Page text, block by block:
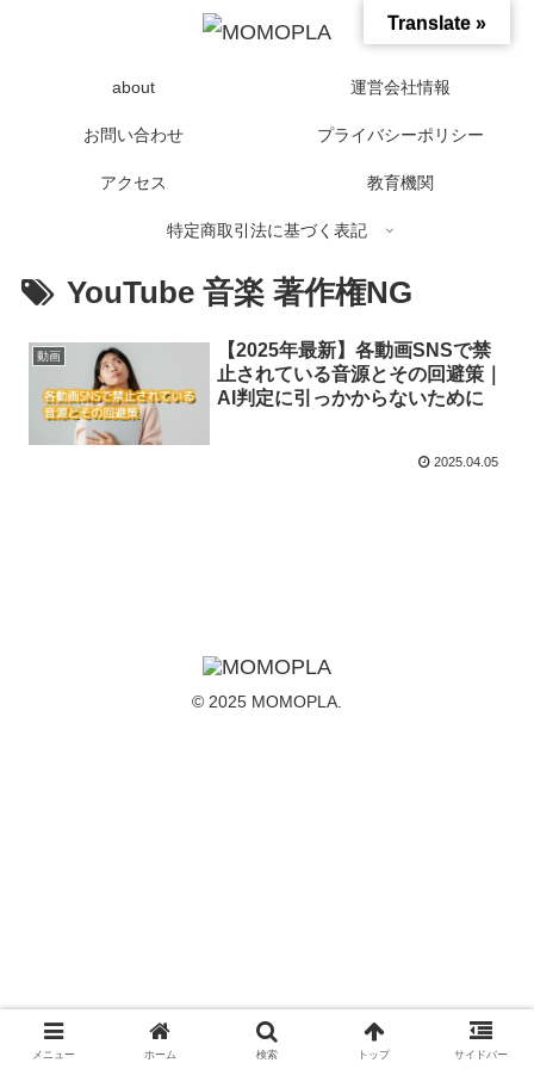
about 運営会社情報
お問い合わせ プライバシーポリシー
アクセス 教育機関
特定商取引法に基づく表記
YouTube 音楽 著作権NG
動画
【2025年最新】各動画SNSで禁
止されている音源とその回避策｜
AI判定に引っかからないために
2025.04.05
© 2025 MOMOPLA.
メニュー ホーム 検索 トップ サイドバー
Translate »